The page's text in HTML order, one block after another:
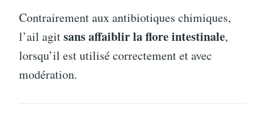
Contrairement aux antibiotiques chimiques,
l’ail agitsans affaiblir la flore intestinale,
lorsqu’il est utilisé correctement et avec
modération.